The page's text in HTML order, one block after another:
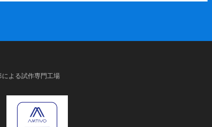
よる試作専門工場